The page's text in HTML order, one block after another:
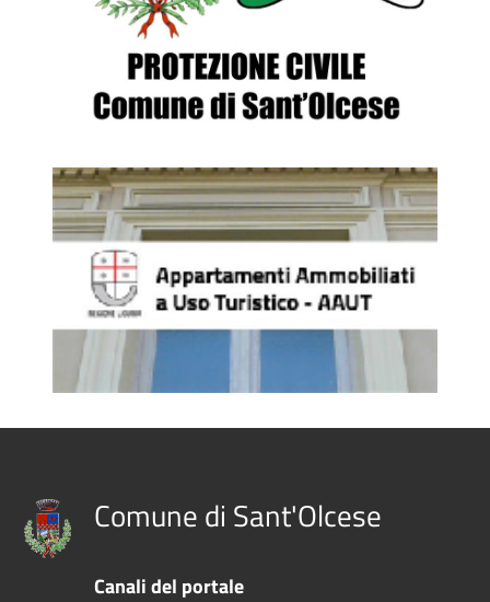
Comune di Sant'Olcese
Canali del portale